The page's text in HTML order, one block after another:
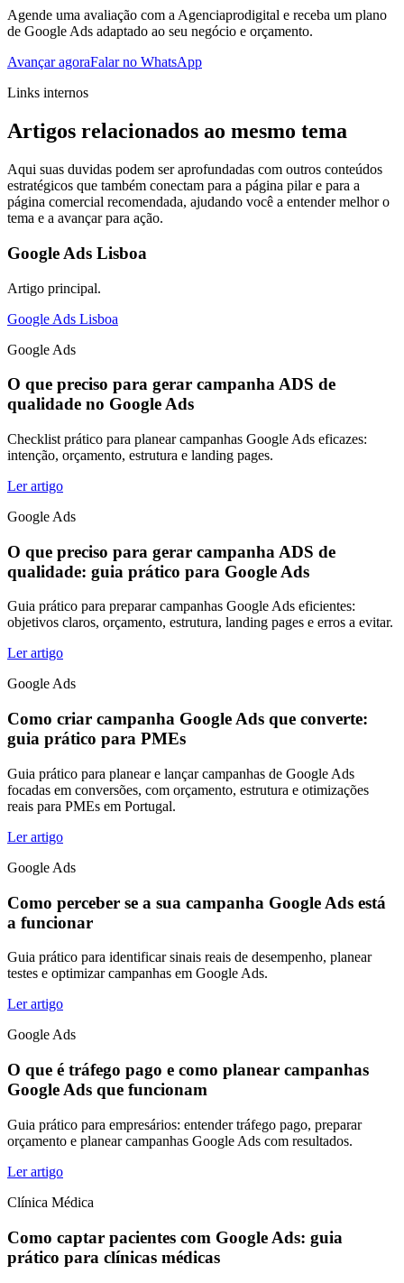
Agende uma avaliação com a Agenciaprodigital e receba um plano
de Google Ads adaptado ao seu negócio e orçamento.
Avançar agoraFalar no WhatsApp
Links internos
Artigos relacionados ao mesmo tema
Aqui suas duvidas podem ser aprofundadas com outros conteúdos
estratégicos que também conectam para a página pilar e para a
página comercial recomendada, ajudando você a entender melhor o
tema e a avançar para ação.
Google Ads Lisboa
Artigo principal.
Google Ads Lisboa
Google Ads
O que preciso para gerar campanha ADS de
qualidade no Google Ads
Checklist prático para planear campanhas Google Ads eficazes:
intenção, orçamento, estrutura e landing pages.
Ler artigo
Google Ads
O que preciso para gerar campanha ADS de
qualidade: guia prático para Google Ads
Guia prático para preparar campanhas Google Ads eficientes:
objetivos claros, orçamento, estrutura, landing pages e erros a evitar.
Ler artigo
Google Ads
Como criar campanha Google Ads que converte:
guia prático para PMEs
Guia prático para planear e lançar campanhas de Google Ads
focadas em conversões, com orçamento, estrutura e otimizações
reais para PMEs em Portugal.
Ler artigo
Google Ads
Como perceber se a sua campanha Google Ads está
a funcionar
Guia prático para identificar sinais reais de desempenho, planear
testes e optimizar campanhas em Google Ads.
Ler artigo
Google Ads
O que é tráfego pago e como planear campanhas
Google Ads que funcionam
Guia prático para empresários: entender tráfego pago, preparar
orçamento e planear campanhas Google Ads com resultados.
Ler artigo
Clínica Médica
Como captar pacientes com Google Ads: guia
prático para clínicas médicas